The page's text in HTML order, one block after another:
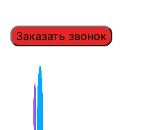
Заказать звонок